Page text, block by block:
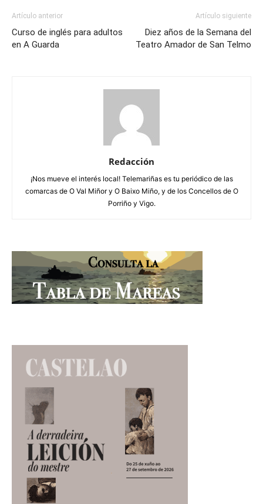
Artículo anterior
Curso de inglés para adultos
en A Guarda
Artículo siguiente
Diez años de la Semana del
Teatro Amador de San Telmo
Redacción
¡Nos mueve el interés local! Telemariñas es tu periódico de las
comarcas de O Val Miñor y O Baixo Miño, y de los Concellos de O
Porriño y Vigo.